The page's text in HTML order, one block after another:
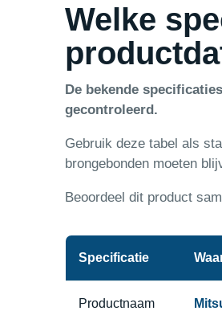
Welke
De bekende
gecontroleerd.
Gebruik deze tabel als
brongebonden moeten
Beoordeel dit product
Specificatie
Productnaam